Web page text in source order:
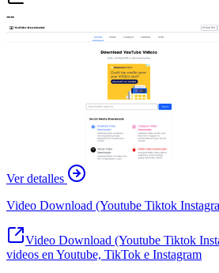
--
Ver detalles
Video Download (Youtube Tiktok
Video Download (Youtube Tiktok
videos en Youtube, TikTok e Instagram